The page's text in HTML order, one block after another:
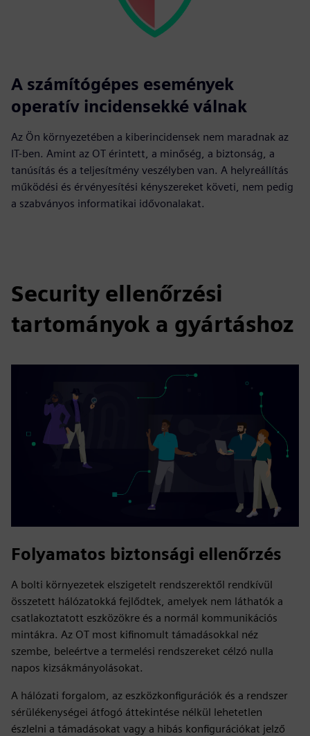
A számítógépes események
operatív incidensekké válnak
Az Ön környezetében a kiberincidensek nem maradnak az
IT-ben. Amint az OT érintett, a minőség, a biztonság, a
tanúsítás és a teljesítmény veszélyben van. A helyreállítás
működési és érvényesítési kényszereket követi, nem pedig
a szabványos informatikai idővonalakat.
Security ellenőrzési
tartományok a gyártáshoz
Folyamatos biztonsági ellenőrzés
A bolti környezetek elszigetelt rendszerektől rendkívül
összetett hálózatokká fejlődtek, amelyek nem láthatók a
csatlakoztatott eszközökre és a normál kommunikációs
mintákra. Az OT most kifinomult támadásokkal néz
szembe, beleértve a termelési rendszereket célzó nulla
napos kizsákmányolásokat.
A hálózati forgalom, az eszközkonfigurációk és a rendszer
sérülékenységei átfogó áttekintése nélkül lehetetlen
észlelni a támadásokat vagy a hibás konfigurációkat jelző